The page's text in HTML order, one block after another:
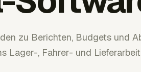
zu Berichten, Budgets und
Lager-, Fahrer- und